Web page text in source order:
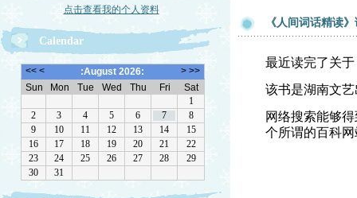
点击查看我的个人资料
Calendar
《人间词话精读
最近读完了关
该书是湖南文
网络搜索能够
个所谓的百科